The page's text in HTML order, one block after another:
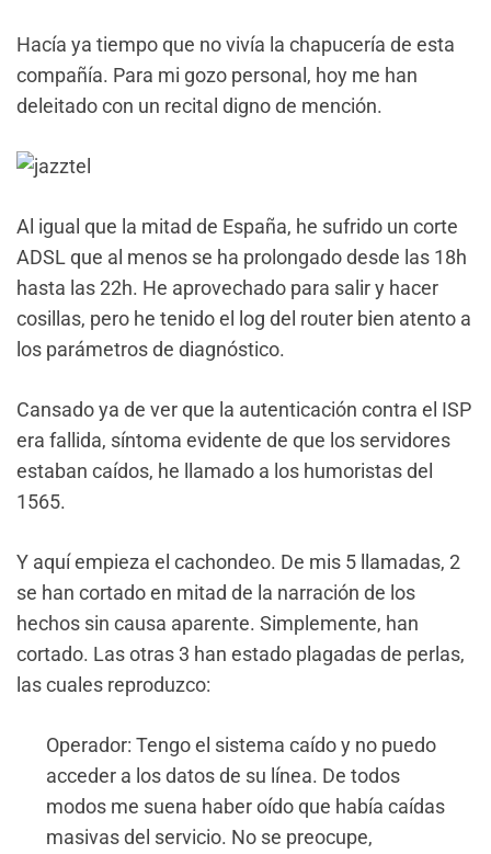
Hacía ya tiempo que no vivía la chapucería de esta
compañía. Para mi gozo personal, hoy me han
deleitado con un recital digno de mención.
Al igual que la mitad de España, he sufrido un corte
ADSL que al menos se ha prolongado desde las 18h
hasta las 22h. He aprovechado para salir y hacer
cosillas, pero he tenido el log del router bien atento a
los parámetros de diagnóstico.
Cansado ya de ver que la autenticación contra el ISP
era fallida, síntoma evidente de que los servidores
estaban caídos, he llamado a los humoristas del
1565.
Y aquí empieza el cachondeo. De mis 5 llamadas, 2
se han cortado en mitad de la narración de los
hechos sin causa aparente. Simplemente, han
cortado. Las otras 3 han estado plagadas de perlas,
las cuales reproduzco:
Operador: Tengo el sistema caído y no puedo
acceder a los datos de su línea. De todos
modos me suena haber oído que había caídas
masivas del servicio. No se preocupe,